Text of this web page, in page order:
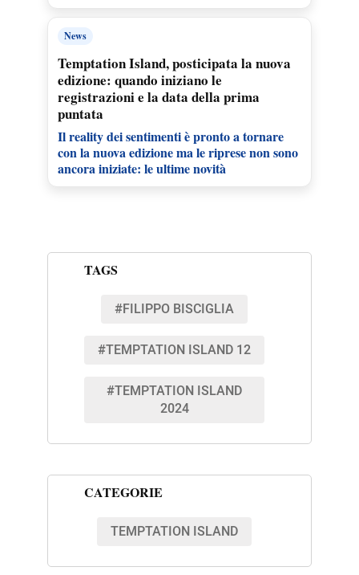
News
Temptation Island, posticipata la nuova
edizione: quando iniziano le
registrazioni e la data della prima
puntata
Il reality dei sentimenti è pronto a tornare
con la nuova edizione ma le riprese non sono
ancora iniziate: le ultime novità
TAGS
#FILIPPO BISCIGLIA
#TEMPTATION ISLAND 12
#TEMPTATION ISLAND
2024
CATEGORIE
TEMPTATION ISLAND